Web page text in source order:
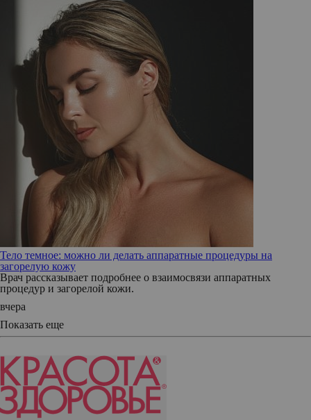
Тело темное: можно ли делать аппаратные процедуры на
загорелую кожу
Врач рассказывает подробнее о взаимосвязи аппаратных
процедур и загорелой кожи.
вчера
Показать еще